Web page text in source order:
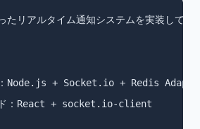
リアルタイム通知システムを実装してく
Node.js + Socket.io + Redis
：React + socket.io-client